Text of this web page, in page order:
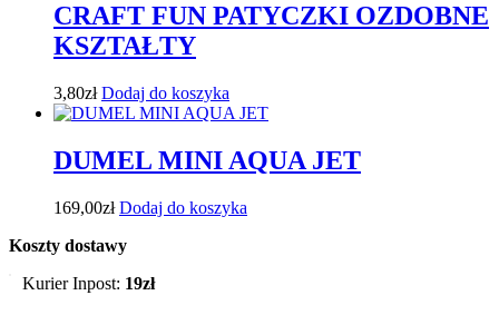
CRAFT FUN PATYCZKI OZDOBNE
KSZTAŁTY
3,80zł Dodaj do koszyka
DUMEL MINI AQUA JET
169,00zł Dodaj do koszyka
Koszty dostawy
Kurier Inpost: 19zł